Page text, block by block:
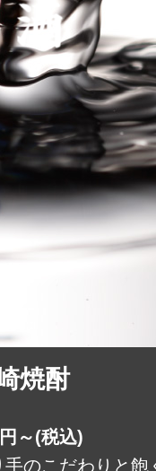
焼酎
～(税込)
手のこだわりと飽